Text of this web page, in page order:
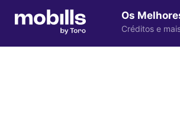
Os
Créditos e